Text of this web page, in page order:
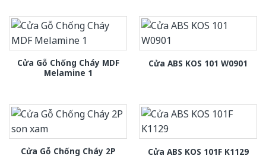
Cửa Gỗ Chống Cháy MDF
Melamine 1
Cửa ABS KOS 101 W0901
Cửa Gỗ Chống Cháy 2P
Cửa ABS KOS 101F K1129